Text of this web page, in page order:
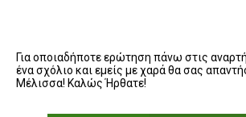
Για οποιαδήποτε ερώτηση πάνω στις
ένα σχόλιο και εμείς με χαρά θα σας
Μέλισσα! Καλώς Ήρθατε!